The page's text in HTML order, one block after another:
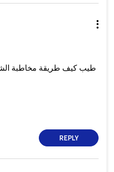
طيب كيف طريقة مخاطبة
REPLY